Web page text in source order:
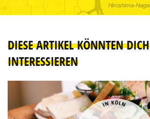
DIESE ARTIKEL KÖNNTEN DICH
INTERESSIEREN